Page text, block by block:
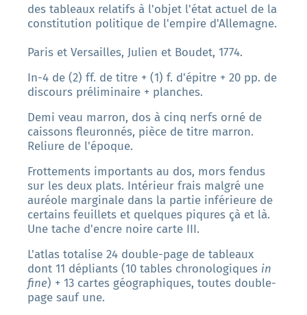
des tableaux relatifs à l'objet l'état actuel de la
constitution politique de l'empire d'Allemagne.
Paris et Versailles, Julien et Boudet, 1774.
In-4 de (2) ff. de titre + (1) f. d'épitre + 20 pp. de
discours préliminaire + planches.
Demi veau marron, dos à cinq nerfs orné de
caissons fleuronnés, pièce de titre marron.
Reliure de l'époque.
Frottements importants au dos, mors fendus
sur les deux plats. Intérieur frais malgré une
auréole marginale dans la partie inférieure de
certains feuillets et quelques piqures çà et là.
Une tache d'encre noire carte III.
L'atlas totalise 24 double-page de tableaux
dont 11 dépliants (10 tables chronologiques in
fine) + 13 cartes géographiques, toutes double-
page sauf une.